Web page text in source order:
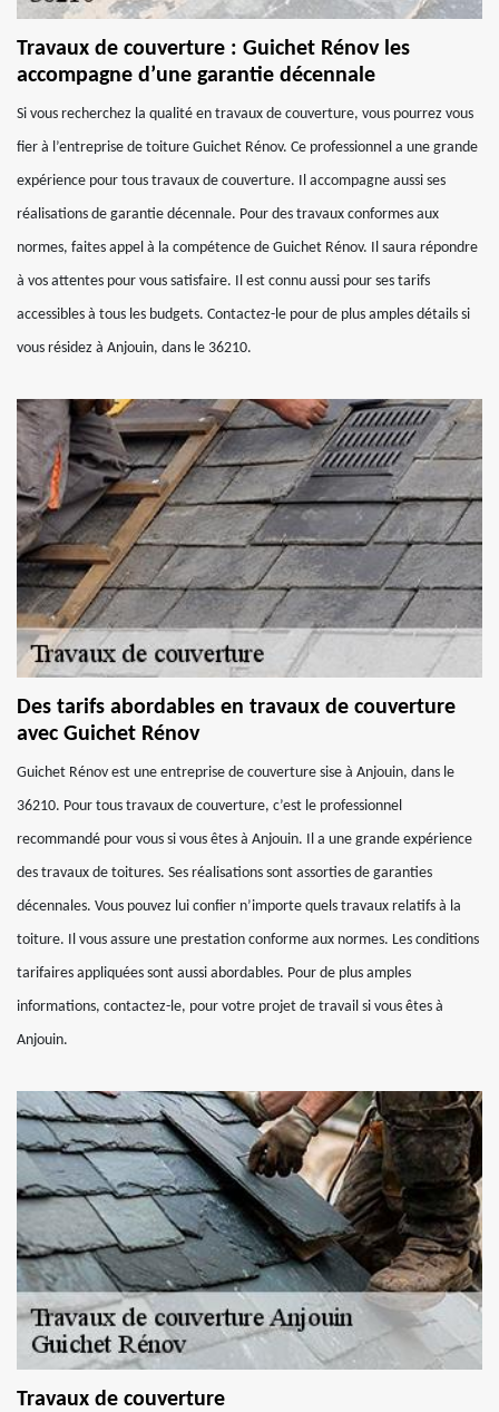
Travaux de couverture : Guichet Rénov les
accompagne d’une garantie décennale
Si vous recherchez la qualité en travaux de couverture, vous pourrez vous
fier à l’entreprise de toiture Guichet Rénov. Ce professionnel a une grande
expérience pour tous travaux de couverture. Il accompagne aussi ses
réalisations de garantie décennale. Pour des travaux conformes aux
normes, faites appel à la compétence de Guichet Rénov. Il saura répondre
à vos attentes pour vous satisfaire. Il est connu aussi pour ses tarifs
accessibles à tous les budgets. Contactez-le pour de plus amples détails si
vous résidez à Anjouin, dans le 36210.
Des tarifs abordables en travaux de couverture
avec Guichet Rénov
Guichet Rénov est une entreprise de couverture sise à Anjouin, dans le
36210. Pour tous travaux de couverture, c’est le professionnel
recommandé pour vous si vous êtes à Anjouin. Il a une grande expérience
des travaux de toitures. Ses réalisations sont assorties de garanties
décennales. Vous pouvez lui confier n’importe quels travaux relatifs à la
toiture. Il vous assure une prestation conforme aux normes. Les conditions
tarifaires appliquées sont aussi abordables. Pour de plus amples
informations, contactez-le, pour votre projet de travail si vous êtes à
Anjouin.
Travaux de couverture